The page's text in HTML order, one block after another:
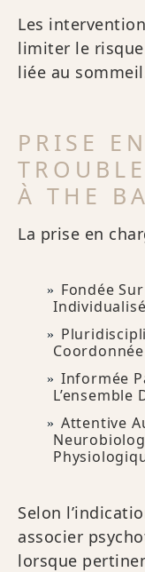
Les
limiter le
liée au
PRISE
À THE
La prise en
Fondée
Coordonnée
Informée
L’ensemble
Attentive
Selon
associer
lorsque